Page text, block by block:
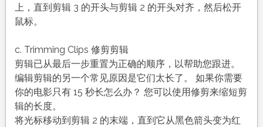
上，直到剪辑 3 的开头与剪辑 2 的开头对齐，然后松开
鼠标。
c. Trimming Clips 修剪剪辑
剪辑已从最后一步重置为正确的顺序，以帮助您跟进。
编辑剪辑的另一个常见原因是它们太长了。 如果你需要
你的电影只有 15 秒长怎么办？ 您可以使用修剪来缩短剪
辑的长度。
将光标移动到剪辑 2 的末端，直到它从黑色箭头变为红